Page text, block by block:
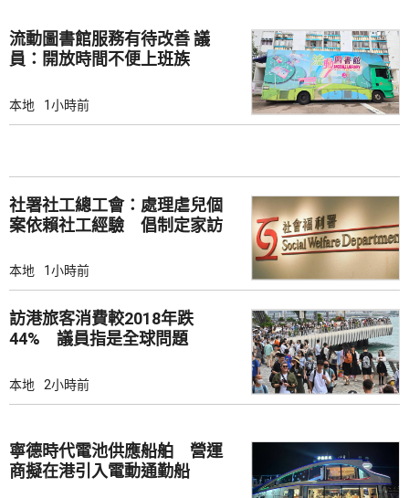
流動圖書館服務有待改善 議
員：開放時間不便上班族
本地 1小時前
社署社工總工會：處理虐兒個
案依賴社工經驗 倡制定家訪
本地 1小時前
訪港旅客消費較2018年跌
44% 議員指是全球問題
本地 2小時前
寧德時代電池供應船舶 營運
商擬在港引入電動通勤船